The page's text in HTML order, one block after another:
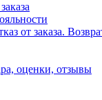
от заказа.
оценки, отзывы